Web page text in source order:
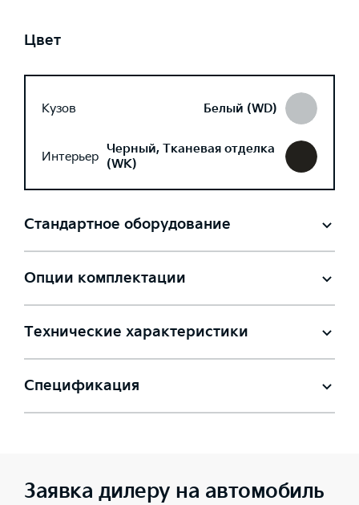
Цвет
Кузов Белый (WD)
Интерьер Черный, Тканевая отделка
(WK)
Стандартное оборудование
Опции комплектации
Технические характеристики
Спецификация
Заявка дилеру на автомобиль